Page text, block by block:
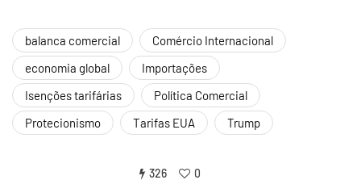
balanca comercial
Comércio Internacional
economia global
Importações
Isenções tarifárias
Política Comercial
Protecionismo
Tarifas EUA Trump
326 0